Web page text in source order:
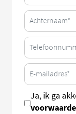
Ja, ik ga